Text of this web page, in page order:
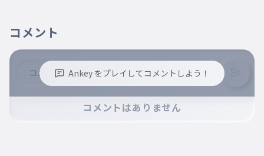
コメント
Ankey をプレイしてコメントしよう！
※コメントするには、ログインが必要です。
コメントはありません